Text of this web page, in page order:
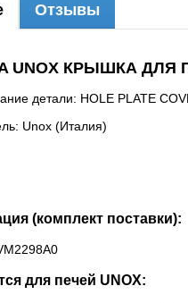
Отзывы
UNOX КРЫШКА
детали: HOLE PLATE
Unox (Италия)
(комплект поставки):
для печей UNOX: